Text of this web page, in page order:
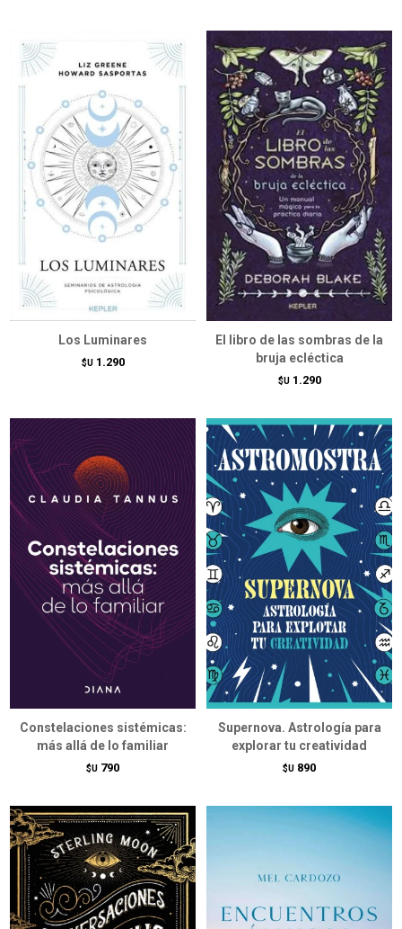
Los Luminares
$U 1.290
El libro de las sombras de la
bruja ecléctica
$U 1.290
Constelaciones sistémicas:
más allá de lo familiar
$U 790
Supernova. Astrología para
explorar tu creatividad
$U 890